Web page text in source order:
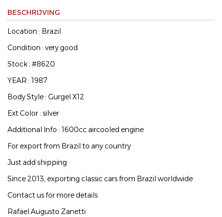
BESCHRIJVING
Location : Brazil
Condition : very good
Stock : #8620
YEAR : 1987
Body Style : Gurgel X12
Ext Color : silver
Additional Info : 1600cc aircooled engine
For export from Brazil to any country
Just add shipping
Since 2013, exporting classic cars from Brazil worldwide
Contact us for more details
Rafael Augusto Zanetti